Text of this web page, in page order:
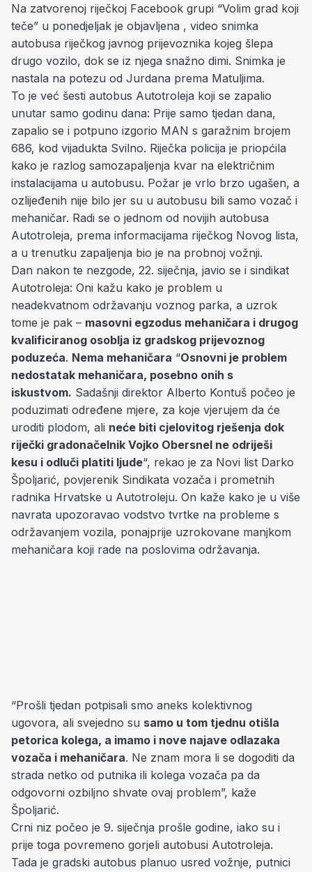
Na zatvorenoj riječkoj Facebook grupi “Volim grad koji
teče” u ponedjeljak je objavljena , video snimka
autobusa riječkog javnog prijevoznika kojeg šlepa
drugo vozilo, dok se iz njega snažno dimi. Snimka je
nastala na potezu od Jurdana prema Matuljima.
To je već šesti autobus Autotroleja koji se zapalio
unutar samo godinu dana: Prije samo tjedan dana,
zapalio se i potpuno izgorio MAN s garažnim brojem
686, kod vijadukta Svilno. Riječka policija je priopćila
kako je razlog samozapaljenja kvar na električnim
instalacijama u autobusu. Požar je vrlo brzo ugašen, a
ozlijeđenih nije bilo jer su u autobusu bili samo vozač i
mehaničar. Radi se o jednom od novijih autobusa
Autotroleja, prema informacijama riječkog Novog lista,
a u trenutku zapaljenja bio je na probnoj vožnji.
Dan nakon te nezgode, 22. siječnja, javio se i sindikat
Autotroleja: Oni kažu kako je problem u
neadekvatnom održavanju voznog parka, a uzrok
tome je pak – masovni egzodus mehaničara i drugog
kvalificiranog osoblja iz gradskog prijevoznog
poduzeća. Nema mehaničara “Osnovni je problem
nedostatak mehaničara, posebno onih s
iskustvom. Sadašnji direktor Alberto Kontuš počeo je
poduzimati određene mjere, za koje vjerujem da će
uroditi plodom, ali neće biti cjelovitog rješenja dok
riječki gradonačelnik Vojko Obersnel ne odriješi
kesu i odluči platiti ljude“, rekao je za Novi list Darko
Špoljarić, povjerenik Sindikata vozača i prometnih
radnika Hrvatske u Autotroleju. On kaže kako je u više
navrata upozoravao vodstvo tvrtke na probleme s
održavanjem vozila, ponajprije uzrokovane manjkom
mehaničara koji rade na poslovima održavanja.
“Prošli tjedan potpisali smo aneks kolektivnog
ugovora, ali svejedno su samo u tom tjednu otišla
petorica kolega, a imamo i nove najave odlazaka
vozača i mehaničara. Ne znam mora li se dogoditi da
strada netko od putnika ili kolega vozača pa da
odgovorni ozbiljno shvate ovaj problem”, kaže
Špoljarić.
Crni niz počeo je 9. siječnja prošle godine, iako su i
prije toga povremeno gorjeli autobusi Autotroleja.
Tada je gradski autobus planuo usred vožnje, putnici